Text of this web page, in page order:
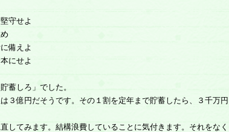
守せよ
備えよ
にせよ
蓄しろ」でした。
３億円だそうです。その１割を定年まで貯蓄したら、３千万円
してみます。結構浪費していることに気付きます。それをなく